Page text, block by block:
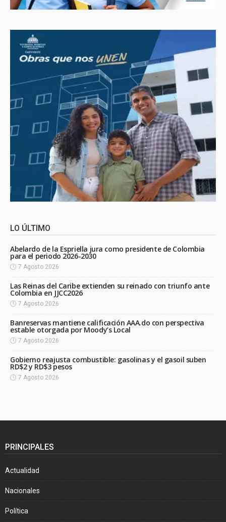
LO ÚLTIMO
Abelardo de la Espriella jura como presidente de Colombia
para el periodo 2026-2030
7 Agosto 2026
Las Reinas del Caribe extienden su reinado con triunfo ante
Colombia en JJCC2026
7 Agosto 2026
Banreservas mantiene calificación AAA.do con perspectiva
estable otorgada por Moody’s Local
7 Agosto 2026
Gobierno reajusta combustible: gasolinas y el gasoil suben
RD$2 y RD$3 pesos
7 Agosto 2026
PRINCIPALES
Actualidad
Nacionales
Política